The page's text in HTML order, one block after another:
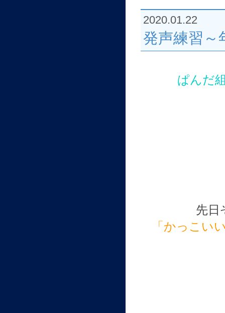
2020.01.22
発声練習～
ぱんだ
先日
「かっこい